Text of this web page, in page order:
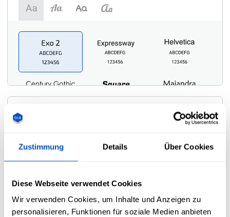
Zustimmung Details Über Cookies
Diese Webseite verwendet Cookies
Wir verwenden Cookies, um Inhalte und Anzeigen zu
personalisieren, Funktionen für soziale Medien anbieten
Symbol i